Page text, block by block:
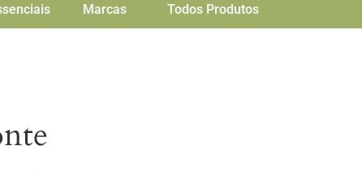
Marcas Todos Produtos